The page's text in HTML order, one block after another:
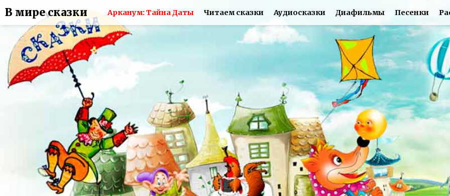
В мире сказки Арканум: Тайна Даты Читаем сказки Аудиосказки Диафильмы Песенки